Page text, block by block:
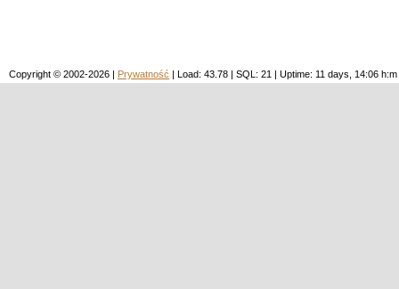
Copyright © 2002-2026 | Prywatność | Load: 43.78 | SQL: 21 | Uptime: 11 days, 14:06